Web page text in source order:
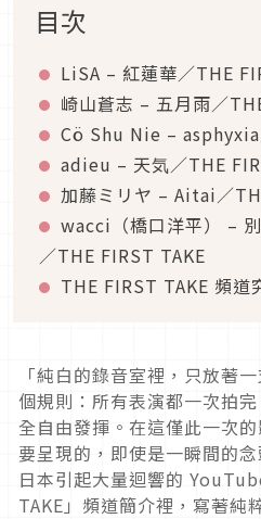
目次
LiSA – 紅蓮華／THE
崎山蒼志 – 五月雨／
Cö Shu Nie –
adieu – 天気／THE
加藤ミリヤ – Aitai／
wacci（橋口洋平） –
／THE FIRST TAKE
THE FIRST TAKE 頻道
「純白的錄音室裡，只放著
個規則：所有表演都一次拍
全自由發揮。在這僅此一次
要呈現的，即使是一瞬間的
日本引起大量迴響的
TAKE」頻道簡介裡，寫著純